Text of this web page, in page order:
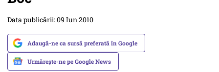
Data publicării: 09 Iun 2010
Adaugă-ne ca sursă preferată în Google
Urmărește-ne pe Google News